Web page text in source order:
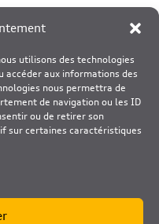
utilisons des technologies
aux informations des
nous permettra de
de navigation ou les ID
ou de retirer son
sur certaines caractéristiques
on ne parle
+ pose”.
font une vraie
(profils
renforcés,